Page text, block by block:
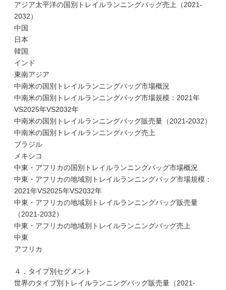
アジア太平洋の国別トレイルランニングバッグ売上（2021-
2032）
中国
日本
韓国
インド
東南アジア
中南米の国別トレイルランニングバッグ市場概況
中南米の国別トレイルランニングバッグ市場規模：2021年
VS2025年VS2032年
中南米の国別トレイルランニングバッグ販売量（2021-2032）
中南米の国別トレイルランニングバッグ売上
ブラジル
メキシコ
中東・アフリカの国別トレイルランニングバッグ市場概況
中東・アフリカの地域別トレイルランニングバッグ市場規模：
2021年VS2025年VS2032年
中東・アフリカの地域別トレイルランニングバッグ販売量
（2021-2032）
中東・アフリカの地域別トレイルランニングバッグ売上
中東
アフリカ
４．タイプ別セグメント
世界のタイプ別トレイルランニングバッグ販売量（2021-